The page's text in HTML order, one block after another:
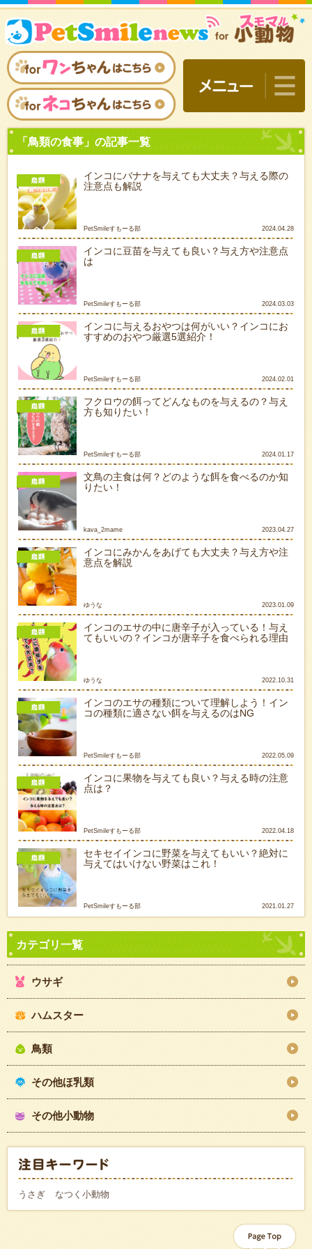
「鳥類の食事」の記事一覧
インコにバナナを与えても大丈夫？与える際の
注意点も解説
PetSmileすもーる部 2024.04.28
インコに豆苗を与えても良い？与え方や注意点
は
PetSmileすもーる部 2024.03.03
インコに与えるおやつは何がいい？インコにお
すすめのおやつ厳選5選紹介！
PetSmileすもーる部 2024.02.01
フクロウの餌ってどんなものを与えるの？与え
方も知りたい！
PetSmileすもーる部 2024.01.17
文鳥の主食は何？どのような餌を食べるのか知
りたい！
kava_2mame 2023.04.27
インコにみかんをあげても大丈夫？与え方や注
意点を解説
ゆうな 2023.01.09
インコのエサの中に唐辛子が入っている！与え
てもいいの？インコが唐辛子を食べられる理由
ゆうな 2022.10.31
インコのエサの種類について理解しよう！イン
コの種類に適さない餌を与えるのはNG
PetSmileすもーる部 2022.05.09
インコに果物を与えても良い？与える時の注意
点は？
PetSmileすもーる部 2022.04.18
セキセイインコに野菜を与えてもいい？絶対に
与えてはいけない野菜はこれ！
PetSmileすもーる部 2021.01.27
ウサギ
ハムスター
鳥類
その他ほ乳類
その他小動物
うさぎ なつく小動物